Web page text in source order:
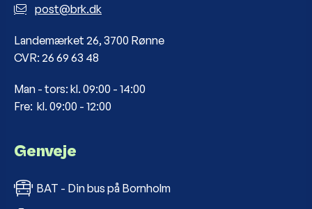
post@brk.dk
Landemærket 26, 3700 Rønne
CVR: 26 69 63 48
Man - tors: kl. 09:00 - 14:00
Fre: kl. 09:00 - 12:00
Genveje
BAT - Din bus på Bornholm